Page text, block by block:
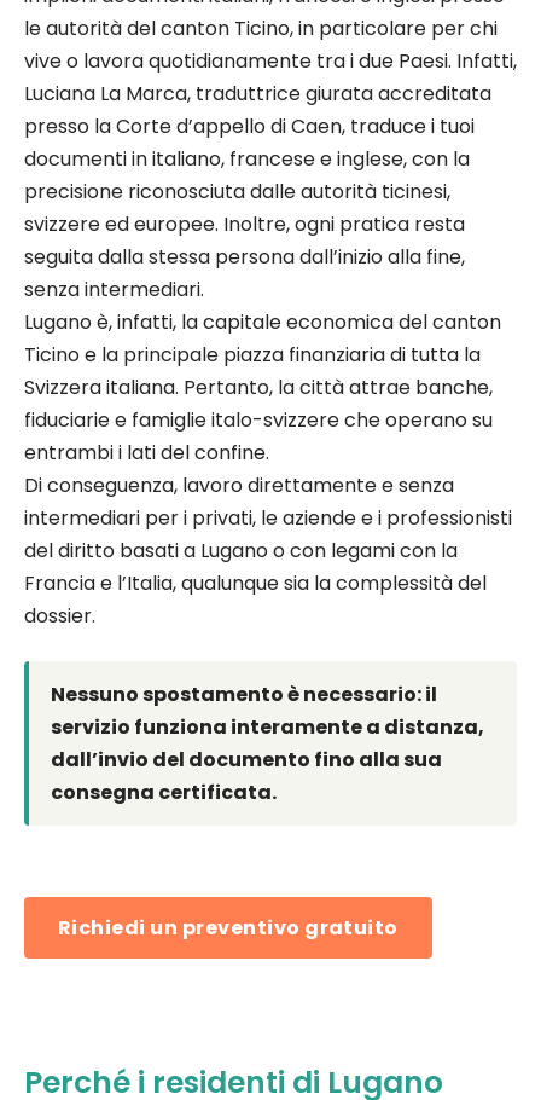
le autorità del canton Ticino, in particolare per chi
vive o lavora quotidianamente tra i due Paesi. Infatti,
Luciana La Marca, traduttrice giurata accreditata
presso la Corte d’appello di Caen, traduce i tuoi
documenti in italiano, francese e inglese, con la
precisione riconosciuta dalle autorità ticinesi,
svizzere ed europee. Inoltre, ogni pratica resta
seguita dalla stessa persona dall’inizio alla fine,
senza intermediari.
Lugano è, infatti, la capitale economica del canton
Ticino e la principale piazza finanziaria di tutta la
Svizzera italiana. Pertanto, la città attrae banche,
fiduciarie e famiglie italo-svizzere che operano su
entrambi i lati del confine.
Di conseguenza, lavoro direttamente e senza
intermediari per i privati, le aziende e i professionisti
del diritto basati a Lugano o con legami con la
Francia e l’Italia, qualunque sia la complessità del
dossier.
Nessuno spostamento è necessario: il
servizio funziona interamente a distanza,
dall’invio del documento fino alla sua
consegna certificata.
Richiedi un preventivo gratuito
Perché i residenti di Lugano